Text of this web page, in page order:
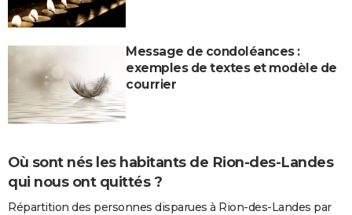
Message de condoléances :
exemples de textes et modèle de
courrier
Où sont nés les habitants de Rion-des-Landes
qui nous ont quittés ?
Répartition des personnes disparues à Rion-des-Landes par